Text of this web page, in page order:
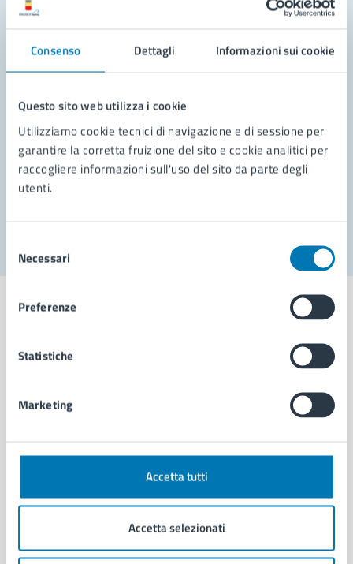
Consenso Dettagli Informazioni sui cookie
Questo sito web utilizza i cookie
Utilizziamo cookie tecnici di navigazione e di sessione per
garantire la corretta fruizione del sito e cookie analitici per
raccogliere informazioni sull'uso del sito da parte degli
utenti.
delNecessari
Preferenze
Statistiche
Marketing
Accetta tutti
Accetta selezionati
Leggi le domande frequenti
Richiedi assistenza
Prenota appuntamento
Problemi in città
Comune di Napoli
AMMINISTRAZIONE
Organi di governo
Enti e fondazioni
Personale amministrativo